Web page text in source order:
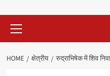
Menu
HOME क्षेत्रीय रुद्राभिषेक में शिव